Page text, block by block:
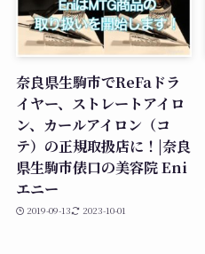
奈良県生駒市でReFaドラ
イヤー、ストレートアイロ
ン、カールアイロン（コ
テ）の正規取扱店に！|奈良
県生駒市俵口の美容院 Eni
エニー
2019-09-13 2023-10-01